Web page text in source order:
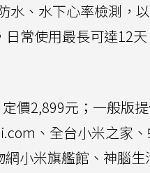
、水下心率檢測，
常使用最長可達12
價2,899元；一般版
、全台小米之家
小米旗艦館、神腦